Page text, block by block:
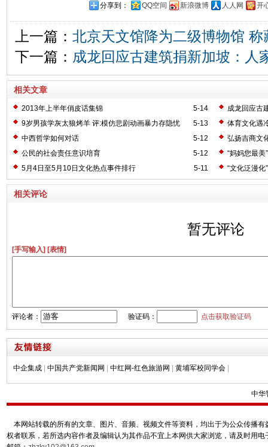
分享到： QQ空间 新浪微博 人人网 开
上一篇： 北京天文馆降为二级博物馆
下一篇： 成龙回应古建筑捐新加坡：人
相关文章
5-14
2013年上半年俏皮话集锦
成龙回应古
5-13
9岁男孩学灰太狼烤羊 评:模仿悲剧动画暴力存隐忧
体育文化遇
5-12
中西哲学如何对话
弘扬吉商文
5-12
公民的社会责任意识培育
“妈妈您最美
5-11
5月4日至5月10日文化热点事件排行 “文化泛漫
相关评论
暂无评论
[手写输入] [表情]
评论者： 验证码： 点击获取验证码
中企集成 中国共产党新闻网 中红网-红色旅游网 黄埔军校同学会
中华
本网站转载的所有的文章、图片、音频、视频文件等资料，均出于为公众传播
权者联系，若所选内容作者及编辑认为其作品不宜上本网供大家浏览，请及时用